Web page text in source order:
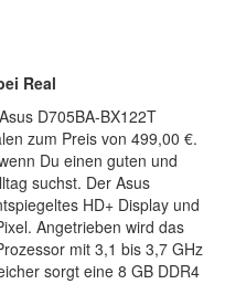
Real
D705BA-BX122T
zum Preis von 499,00 €.
Du einen guten und
suchst. Der Asus
HD+ Display und
Angetrieben wird das
mit 3,1 bis 3,7 GHz
sorgt eine 8 GB DDR4